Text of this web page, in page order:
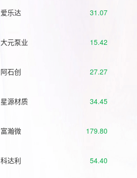
爱乐达 31.07
大元泵业 15.42
阿石创 27.27
星源材质 34.45
富瀚微 179.80
科达利 54.40